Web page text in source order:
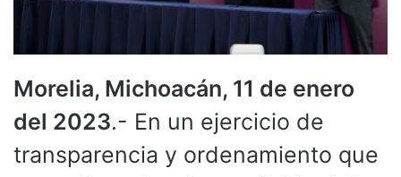
Morelia, Michoacán, 11 de enero
del 2023.- En un ejercicio de
transparencia y ordenamiento que